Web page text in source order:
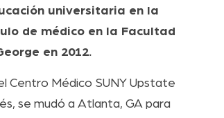
universitaria en la
de médico en la Facultad
en 2012.
Centro Médico SUNY Upstate
se mudó a Atlanta, GA para